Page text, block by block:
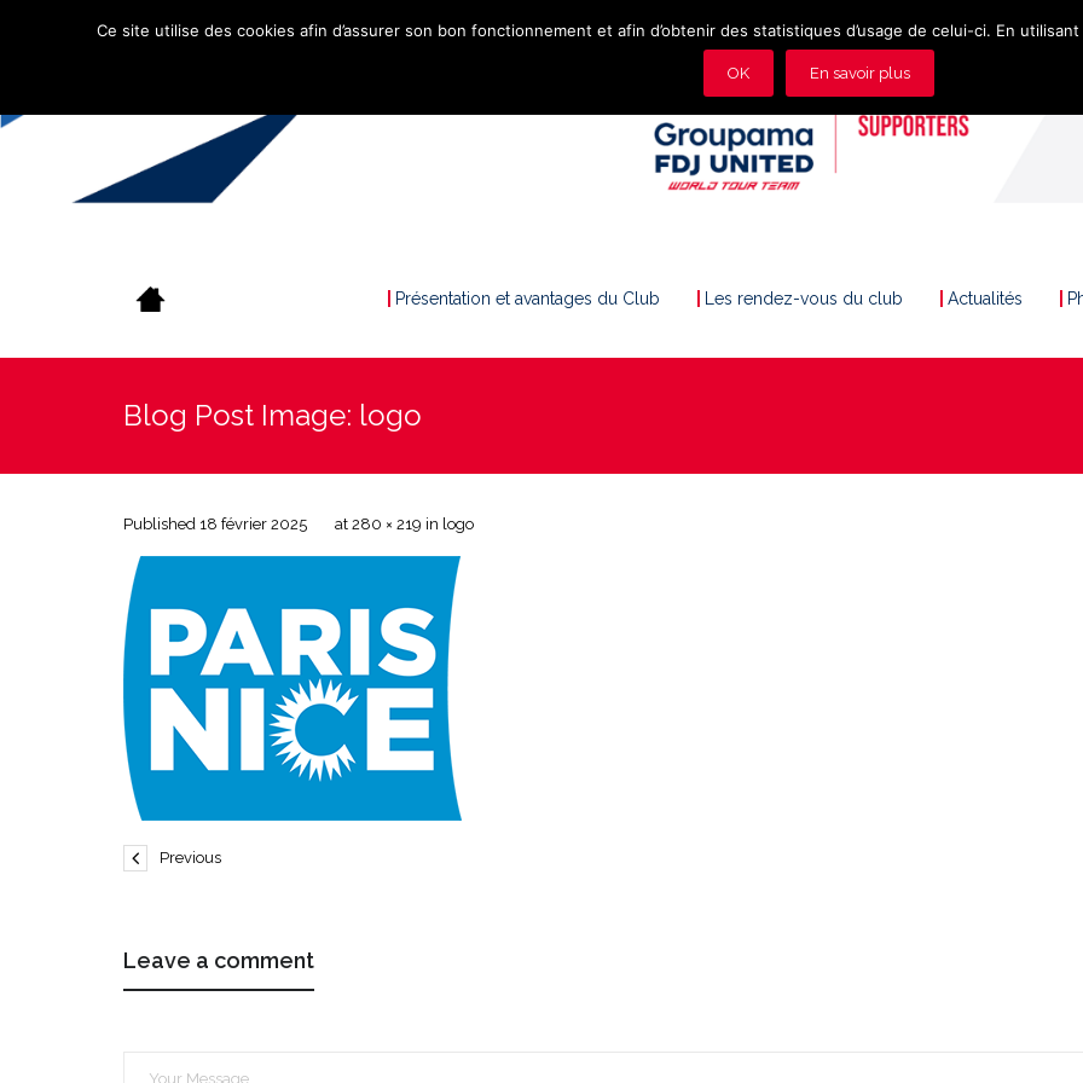
Présentation et avantages du Club Les rendez-vous du club Actualités
Blog Post Image: logo
Published 18 février 2025 at 280 × 219 in logo
Previous
Leave a comment
Ce site utilise des cookies afin d’assurer son bon fonctionnement et afin d’obtenir des statistiques d’usage de celui-ci. En
OK En savoir plus